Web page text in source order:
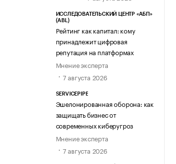
ИССЛЕДОВАТЕЛЬСКИЙ ЦЕНТР «АБП»
(ABL)
Рейтинг как капитал: кому
принадлежит цифровая
репутация на платформах
Мнение эксперта
7 августа 2026
SERVICEPIPE
Эшелонированная оборона: как
защищать бизнес от
современных киберугроз
Мнение эксперта
7 августа 2026